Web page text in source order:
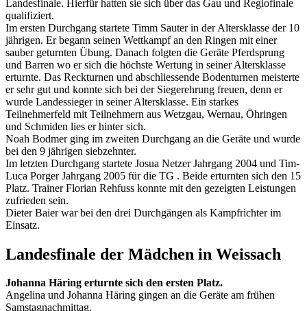
Landesfinale. Hierfür hatten sie sich über das Gau und Regiofinale
qualifiziert.
Im ersten Durchgang startete Timm Sauter in der Altersklasse der 10
jährigen. Er begann seinen Wettkampf an den Ringen mit einer
sauber geturnten Übung. Danach folgten die Geräte Pferdsprung
und Barren wo er sich die höchste Wertung in seiner Altersklasse
erturnte. Das Reckturnen und abschliessende Bodenturnen meisterte
er sehr gut und konnte sich bei der Siegerehrung freuen, denn er
wurde Landessieger in seiner Altersklasse. Ein starkes
Teilnehmerfeld mit Teilnehmern aus Wetzgau, Wernau, Öhringen
und Schmiden lies er hinter sich.
Noah Bodmer ging im zweiten Durchgang an die Geräte und wurde
bei den 9 jährigen siebzehnter.
Im letzten Durchgang startete Josua Netzer Jahrgang 2004 und Tim-
Luca Porger Jahrgang 2005 für die TG . Beide erturnten sich den 15
Platz. Trainer Florian Rehfuss konnte mit den gezeigten Leistungen
zufrieden sein.
Dieter Baier war bei den drei Durchgängen als Kampfrichter im
Einsatz.
Landesfinale der Mädchen in Weissach
Johanna Häring erturnte sich den ersten Platz.
Angelina und Johanna Häring gingen an die Geräte am frühen
Samstagnachmittag.